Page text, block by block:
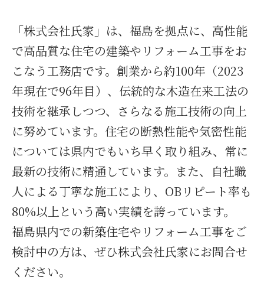
「株式会社氏家」は、福島を拠点に、高性能
で高品質な住宅の建築やリフォーム工事をお
こなう工務店です。創業から約100年（2023
年現在で96年目）、伝統的な木造在来工法の
技術を継承しつつ、さらなる施工技術の向上
に努めています。住宅の断熱性能や気密性能
については県内でもいち早く取り組み、常に
最新の技術に精通しています。また、自社職
人による丁寧な施工により、OBリピート率も
80%以上という高い実績を誇っています。
福島県内での新築住宅やリフォーム工事をご
検討中の方は、ぜひ株式会社氏家にお問合せ
ください。